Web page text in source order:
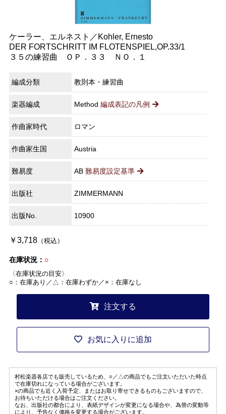
ケーラー、エルネスト／Kohler, Ernesto
DER FORTSCHRITT IM FLOTENSPIEL,OP.33/1
３５の練習曲 ＯＰ．３３ ＮＯ．１
編成分類 教則本・練習曲
楽器編成 Method 編成表記の凡例
作曲家時代 ロマン
作曲家生国 Austria
難易度 AB 難易度設定基準
出版社 ZIMMERMANN
出版No. 10900
￥3,718（税込）
在庫状況： ○
〈在庫状況の目安〉
○：在庫あり／△：在庫わずか／×：在庫なし
注文する
お気に入りに追加
村松楽器各店でも販売しているため、○／△の商品でもご注文いただいた時点
で在庫切れになっている場合がございます。
×の商品でも近く入荷予定、またはお取り寄せできるものもございますので、
お待ちいただける場合はご注文ください。
なお、出版社の都合により、表紙デザインが変更になる場合や、為替の変動等
により、予告なく価格を変更する場合がございます。